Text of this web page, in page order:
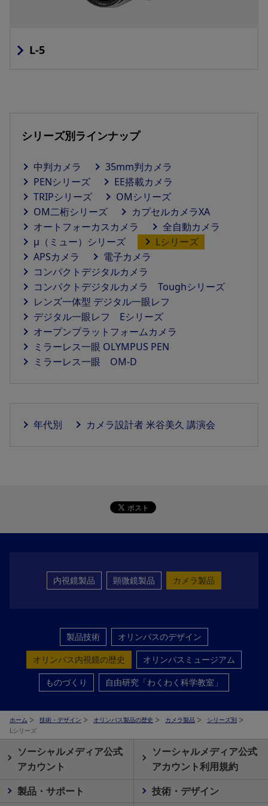
L-5
シリーズ別ラインナップ
中判カメラ
35mm判カメラ
PENシリーズ
EE搭載カメラ
TRIPシリーズ
OMシリーズ
OM二桁シリーズ
カプセルカメラXA
オートフォーカスカメラ
全自動カメラ
μ（ミュー）シリーズ
Lシリーズ
APSカメラ
電子カメラ
コンパクトデジタルカメラ
コンパクトデジタルカメラ Toughシリーズ
レンズ一体型 デジタル一眼レフ
デジタル一眼レフ Eシリーズ
オープンプラットフォームカメラ
ミラーレス一眼 OLYMPUS PEN
ミラーレス一眼 OM-D
年代別 カメラ設計者 米谷美久 講演会
内視鏡製品 顕微鏡製品 カメラ製品
製品技術
オリンパスのデザイン
オリンパス内視鏡の歴史
オリンパスミュージアム
ものづくり
自由研究「わくわく科学教室」
ホーム 技術・デザイン オリンパス製品の歴史 カメラ製品
シリーズ別
Lシリーズ
ソーシャルメディア公式
アカウント
ソーシャルメディア公式
アカウント利用規約
製品・サポート
技術・デザイン